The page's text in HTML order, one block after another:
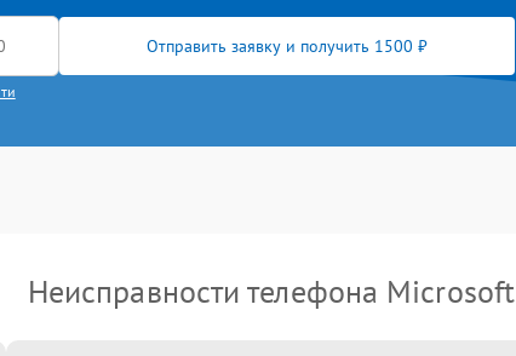
Отправить заявку и получить 1500 ₽
Неисправности телефона Microsoft